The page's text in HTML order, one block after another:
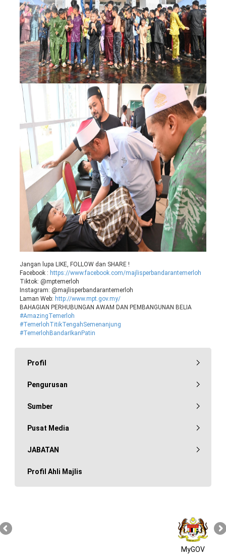
Jangan lupa LIKE, FOLLOW dan SHARE !
Facebook : https://www.facebook.com/majlisperbandarantemerloh
Tiktok: @mptemerloh
Instagram: @majlisperbandarantemerloh
Laman Web: http://www.mpt.gov.my/
BAHAGIAN PERHUBUNGAN AWAM DAN PEMBANGUNAN BELIA
#AmazingTemerloh
#TemerlohTitikTengahSemenanjung
#TemerlohBandarIkanPatin
Profil
Pengurusan
Sumber
Pusat Media
JABATAN
Profil Ahli Majlis
MyGOV